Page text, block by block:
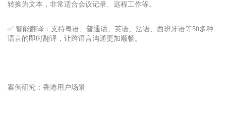
转换为文本，非常适合会议记录、远程工作等。
✅ 智能翻译：支持粤语、普通话、英语、法语、西班牙语等50多种
语言的即时翻译，让跨语言沟通更加顺畅。
案例研究：香港用户场景